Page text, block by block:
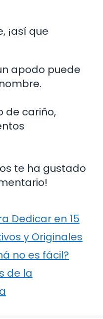
¡así que
apodo puede
de cariño,
te ha gustado
Dedicar en 15
y Originales
no es fácil?
de la